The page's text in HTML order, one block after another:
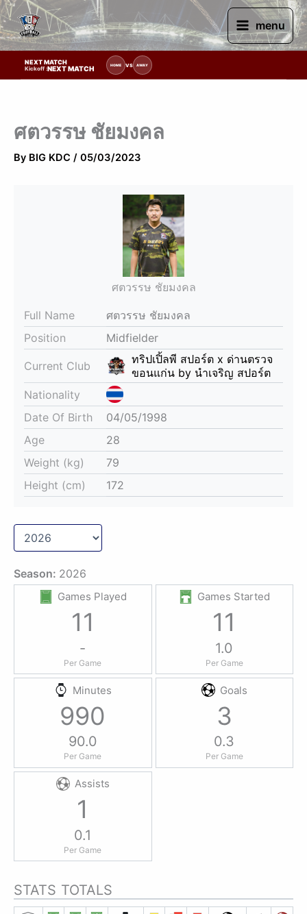
Skip
to
content
menu
NEXT MATCH
Kickoff :NEXT MATCH HOME VS AWAY
การแข่งขัน | รอระบุวันแข่งขัน | รอข้อมูลทีมแข่งขัน
ศตวรรษ ชัยมงคล
By BIG KDC / 05/03/2023
ศตวรรษ ชัยมงคล
Full Name
ศตวรรษ ชัยมงคล
Position
Midfielder
Current Club
ทริปเปิ้ลพี สปอร์ต x ด่านตรวจ
ขอนแก่น by นำเจริญ สปอร์ต
Nationality
Date Of Birth
04/05/1998
Age
28
Weight (kg)
79
Height (cm)
172
Season: 2026
Games Played
11
-
Per Game
Games Started
11
1.0
Per Game
Minutes
990
90.0
Per Game
Goals
3
0.3
Per Game
Assists
1
0.1
Per Game
STATS TOTALS